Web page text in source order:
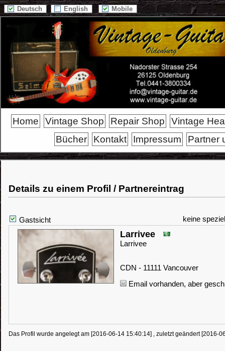
Deutsch English Mobile
Home Vintage Shop Repair Shop
Vintage
Bücher
Kontakt Impressum Partner
Details zu einem Profil / Partnereintrag
Gastsicht keine
Larrivee
Larrivee
CDN - 11111 Vancouver
Email vorhanden, aber
Das Profil wurde angelegt am [2016-06-14 15:40:14] , zuletzt geändert [2016-